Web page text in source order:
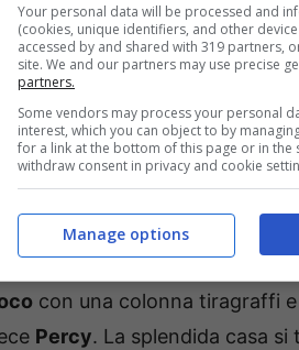
sutre livellie
– ossiaun cane e un gatto
con una colonna tiragraffi
Percy. La splendida casa si
Your personal data will be processed and
(cookies, unique identifiers, and other
accessed by and shared with 319 partners,
site. We and our partners may use precise
partners.
Some vendors may process your personal
interest, which you can object to by
for a link at the bottom of this page or in the
withdraw consent in privacy and cookie
Manage options